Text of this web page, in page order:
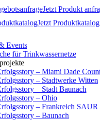
Jetzt Produkt
Jetzt
Events
für Trinkwassernetze
– Miami Dade
– Stadtwerke Witten
– Stadt Baunach
– Ohio
– Frankreich SAUR
– Baunach